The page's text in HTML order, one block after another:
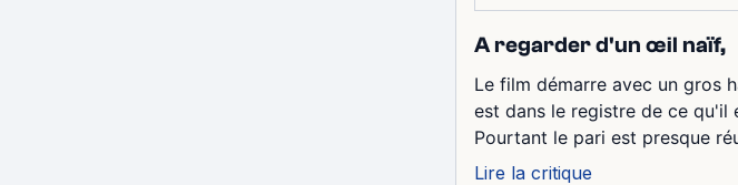
A regarder d'un œil naïf,
Le film démarre avec un gros
est dans le registre de ce qu'il
Pourtant le pari est presque
Lire la critique